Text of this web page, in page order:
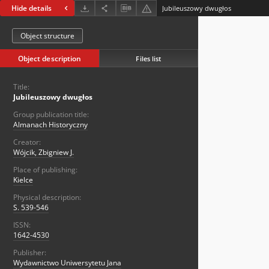
Hide details Jubileuszowy dwugłos
Object structure
Object description Files list
Title:
Jubileuszowy dwugłos
Group publication title:
Almanach Historyczny
Creator:
Wójcik, Zbigniew J.
Place of publishing:
Kielce
Physical description:
S. 539-546
ISSN:
1642-4530
Publisher:
Wydawnictwo Uniwersytetu Jana